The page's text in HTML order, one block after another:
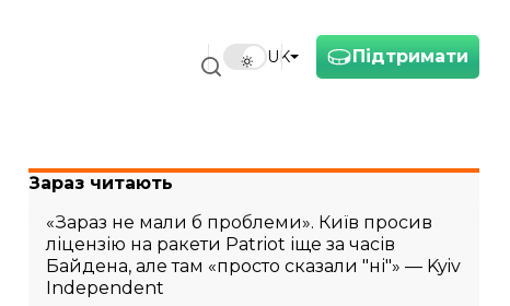
Підтримати
UK
Зараз читають
«Зараз не мали б проблеми». Київ просив
ліцензію на ракети Patriot іще за часів
Байдена, але там «просто сказали "ні"» — Kyiv
Independent